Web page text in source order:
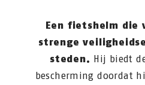
Een fietshelm die
strenge
steden. Hij biedt
bescherming doordat